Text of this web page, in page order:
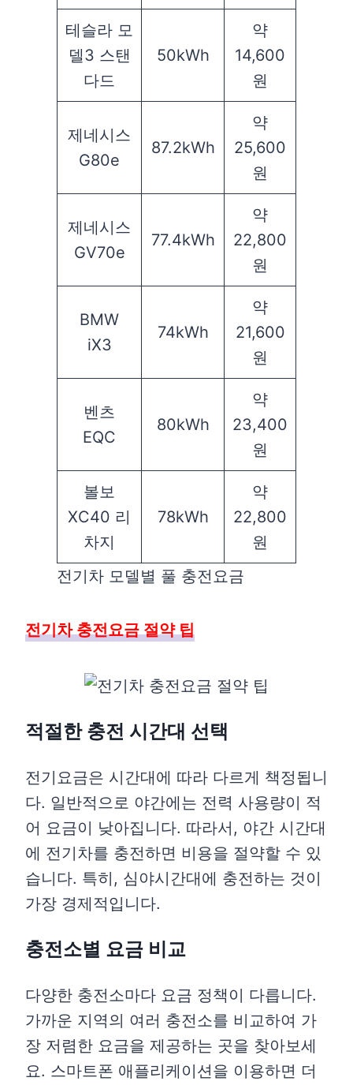
테슬라 모
델3 스탠
다드
50kWh
약
14,600
원
제네시스
G80e
87.2kWh
약
25,600
원
제네시스
GV70e
77.4kWh
약
22,800
원
BMW
iX3
74kWh
약
21,600
원
벤츠
EQC
80kWh
약
23,400
원
볼보
XC40 리
차지
78kWh
약
22,800
원
전기차 모델별 풀 충전요금
전기차 충전요금 절약 팁
적절한 충전 시간대 선택
전기요금은 시간대에 따라 다르게 책정됩니
다. 일반적으로 야간에는 전력 사용량이 적
어 요금이 낮아집니다. 따라서, 야간 시간대
에 전기차를 충전하면 비용을 절약할 수 있
습니다. 특히, 심야시간대에 충전하는 것이
가장 경제적입니다.
충전소별 요금 비교
다양한 충전소마다 요금 정책이 다릅니다.
가까운 지역의 여러 충전소를 비교하여 가
장 저렴한 요금을 제공하는 곳을 찾아보세
요. 스마트폰 애플리케이션을 이용하면 더